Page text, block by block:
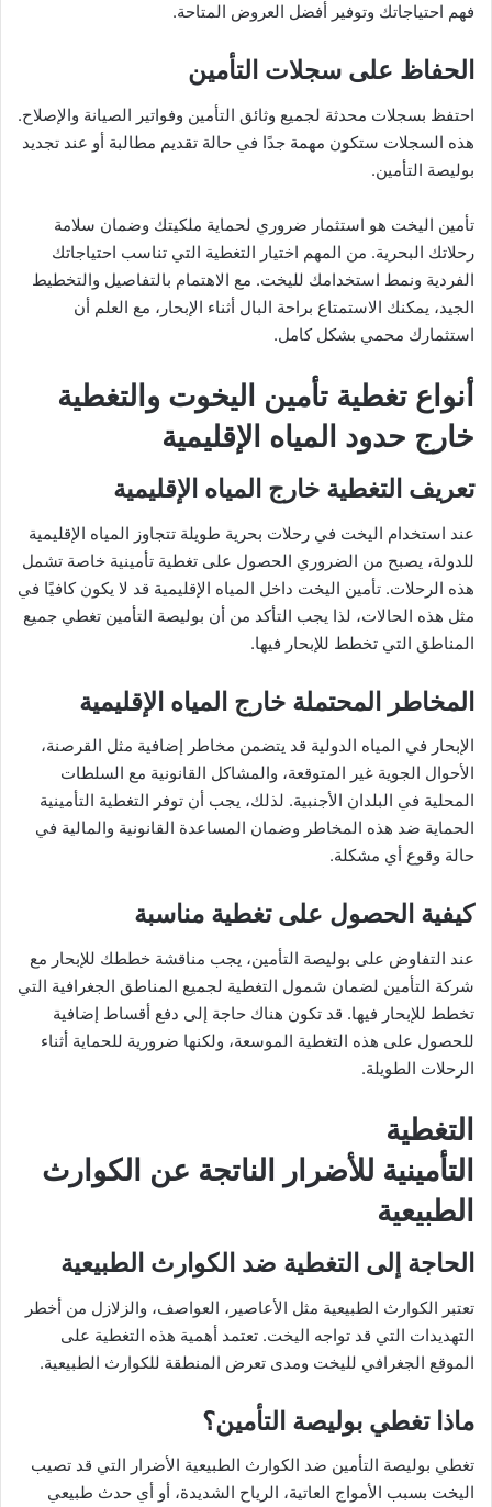
فهم احتياجاتك وتوفير أفضل العروض المتاحة.
الحفاظ على سجلات التأمين
احتفظ بسجلات محدثة لجميع وثائق التأمين وفواتير الصيانة والإصلاح.
هذه السجلات ستكون مهمة جدًا في حالة تقديم مطالبة أو عند تجديد
بوليصة التأمين.
تأمين اليخت هو استثمار ضروري لحماية ملكيتك وضمان سلامة
رحلاتك البحرية. من المهم اختيار التغطية التي تناسب احتياجاتك
الفردية ونمط استخدامك لليخت. مع الاهتمام بالتفاصيل والتخطيط
الجيد، يمكنك الاستمتاع براحة البال أثناء الإبحار، مع العلم أن
استثمارك محمي بشكل كامل.
أنواع تغطية تأمين اليخوت والتغطية
خارج حدود المياه الإقليمية
تعريف التغطية خارج المياه الإقليمية
عند استخدام اليخت في رحلات بحرية طويلة تتجاوز المياه الإقليمية
للدولة، يصبح من الضروري الحصول على تغطية تأمينية خاصة تشمل
هذه الرحلات. تأمين اليخت داخل المياه الإقليمية قد لا يكون كافيًا في
مثل هذه الحالات، لذا يجب التأكد من أن بوليصة التأمين تغطي جميع
المناطق التي تخطط للإبحار فيها.
المخاطر المحتملة خارج المياه الإقليمية
الإبحار في المياه الدولية قد يتضمن مخاطر إضافية مثل القرصنة،
الأحوال الجوية غير المتوقعة، والمشاكل القانونية مع السلطات
المحلية في البلدان الأجنبية. لذلك، يجب أن توفر التغطية التأمينية
الحماية ضد هذه المخاطر وضمان المساعدة القانونية والمالية في
حالة وقوع أي مشكلة.
كيفية الحصول على تغطية مناسبة
عند التفاوض على بوليصة التأمين، يجب مناقشة خططك للإبحار مع
شركة التأمين لضمان شمول التغطية لجميع المناطق الجغرافية التي
تخطط للإبحار فيها. قد تكون هناك حاجة إلى دفع أقساط إضافية
للحصول على هذه التغطية الموسعة، ولكنها ضرورية للحماية أثناء
الرحلات الطويلة.
التغطية
التأمينية للأضرار الناتجة عن الكوارث
الطبيعية
الحاجة إلى التغطية ضد الكوارث الطبيعية
تعتبر الكوارث الطبيعية مثل الأعاصير، العواصف، والزلازل من أخطر
التهديدات التي قد تواجه اليخت. تعتمد أهمية هذه التغطية على
الموقع الجغرافي لليخت ومدى تعرض المنطقة للكوارث الطبيعية.
ماذا تغطي بوليصة التأمين؟
تغطي بوليصة التأمين ضد الكوارث الطبيعية الأضرار التي قد تصيب
اليخت بسبب الأمواج العاتية، الرياح الشديدة، أو أي حدث طبيعي